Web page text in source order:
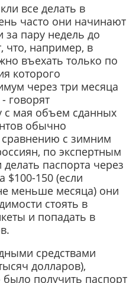
все делать в
часто они начинают
за пару недель до
что, например, в
въехать только по
которого
через три месяца
говорят
с мая объем сданных
обычно
сравнению с зимним
по экспертным
паспорта через
150 (если
меньше месяца) они
стоять в
и попадать в
средствами
долларов),
получить паспорт